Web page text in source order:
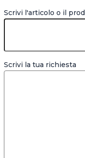
Scrivi l'articolo o il
Scrivi la tua richiesta